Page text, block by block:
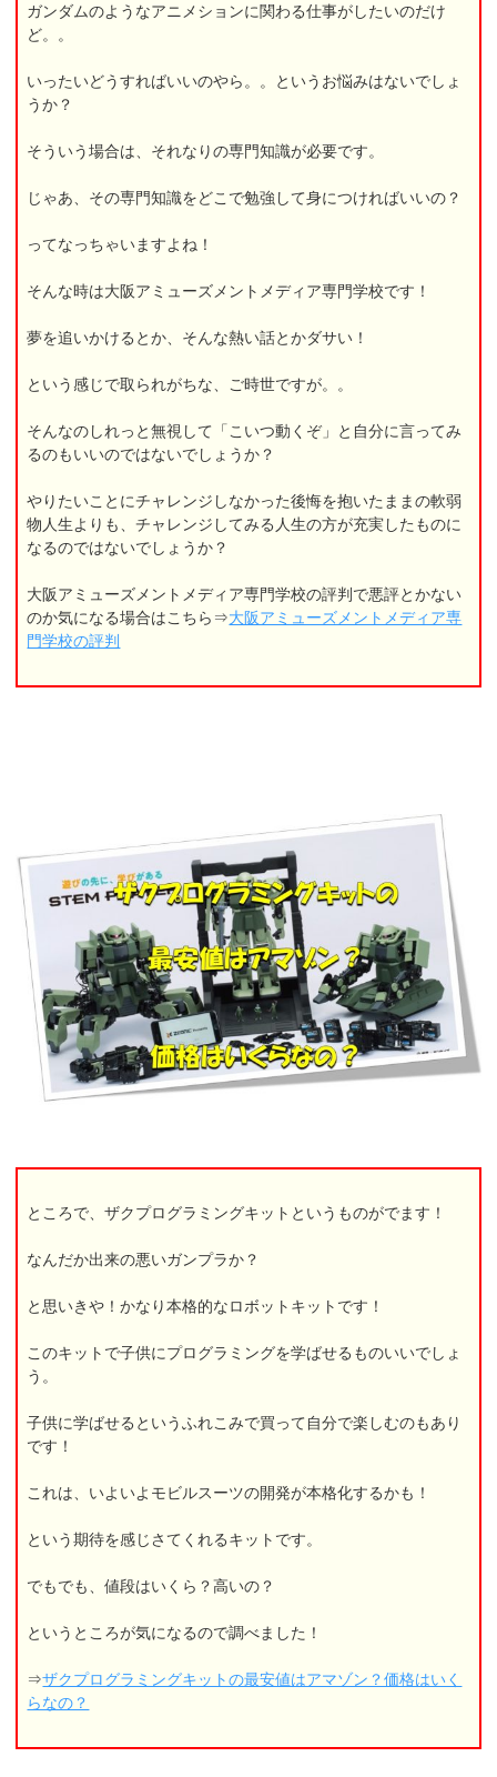
ガンダムのようなアニメションに関わる仕事がしたいのだけ
ど。。
いったいどうすればいいのやら。。というお悩みはないでしょ
うか？
そういう場合は、それなりの専門知識が必要です。
じゃあ、その専門知識をどこで勉強して身につければいいの？
ってなっちゃいますよね！
そんな時は大阪アミューズメントメディア専門学校です！
夢を追いかけるとか、そんな熱い話とかダサい！
という感じで取られがちな、ご時世ですが。。
そんなのしれっと無視して「こいつ動くぞ」と自分に言ってみ
るのもいいのではないでしょうか？
やりたいことにチャレンジしなかった後悔を抱いたままの軟弱
物人生よりも、チャレンジしてみる人生の方が充実したものに
なるのではないでしょうか？
大阪アミューズメントメディア専門学校の評判で悪評とかない
のか気になる場合はこちら⇒大阪アミューズメントメディア専
門学校の評判
ところで、ザクプログラミングキットというものがでます！
なんだか出来の悪いガンプラか？
と思いきや！かなり本格的なロボットキットです！
このキットで子供にプログラミングを学ばせるものいいでしょ
う。
子供に学ばせるというふれこみで買って自分で楽しむのもあり
です！
これは、いよいよモビルスーツの開発が本格化するかも！
という期待を感じさてくれるキットです。
でもでも、値段はいくら？高いの？
というところが気になるので調べました！
⇒ザクプログラミングキットの最安値はアマゾン？価格はいく
らなの？